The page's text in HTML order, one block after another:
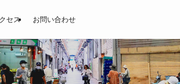
街、東通商店街、京阪商店
セス お問い合わせ